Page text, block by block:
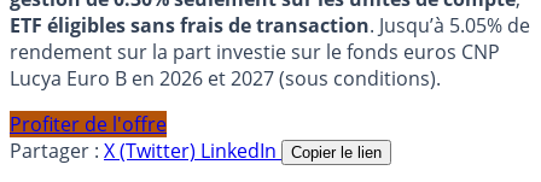
ETF éligibles sans frais de transaction. Jusqu’à 5.05% de
rendement sur la part investie sur le fonds euros CNP
Lucya Euro B en 2026 et 2027 (sous conditions).
Profiter de l'offre
Partager : X (Twitter) LinkedIn Copier le lien